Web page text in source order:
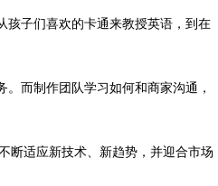
孩子们喜欢的卡通来教授英语，到在
而制作团队学习如何和商家沟通，
断适应新技术、新趋势，并迎合市场